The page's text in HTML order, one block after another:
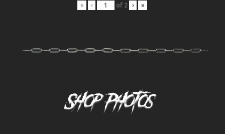
« ‹ of 2 › »